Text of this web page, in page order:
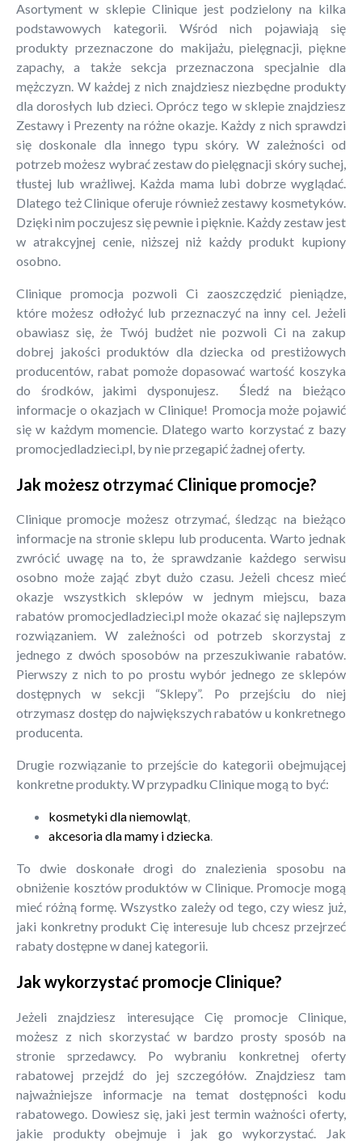
Asortyment w sklepie Clinique jest podzielony na kilka
podstawowych kategorii. Wśród nich pojawiają się
produkty przeznaczone do makijażu, pielęgnacji, piękne
zapachy, a także sekcja przeznaczona specjalnie dla
mężczyzn. W każdej z nich znajdziesz niezbędne produkty
dla dorosłych lub dzieci. Oprócz tego w sklepie znajdziesz
Zestawy i Prezenty na różne okazje. Każdy z nich sprawdzi
się doskonale dla innego typu skóry. W zależności od
potrzeb możesz wybrać zestaw do pielęgnacji skóry suchej,
tłustej lub wrażliwej. Każda mama lubi dobrze wyglądać.
Dlatego też Clinique oferuje również zestawy kosmetyków.
Dzięki nim poczujesz się pewnie i pięknie. Każdy zestaw jest
w atrakcyjnej cenie, niższej niż każdy produkt kupiony
osobno.
Clinique promocja pozwoli Ci zaoszczędzić pieniądze,
które możesz odłożyć lub przeznaczyć na inny cel. Jeżeli
obawiasz się, że Twój budżet nie pozwoli Ci na zakup
dobrej jakości produktów dla dziecka od prestiżowych
producentów, rabat pomoże dopasować wartość koszyka
do środków, jakimi dysponujesz. Śledź na bieżąco
informacje o okazjach w Clinique! Promocja może pojawić
się w każdym momencie. Dlatego warto korzystać z bazy
promocjedladzieci.pl, by nie przegapić żadnej oferty.
Jak możesz otrzymać Clinique promocje?
Clinique promocje możesz otrzymać, śledząc na bieżąco
informacje na stronie sklepu lub producenta. Warto jednak
zwrócić uwagę na to, że sprawdzanie każdego serwisu
osobno może zająć zbyt dużo czasu. Jeżeli chcesz mieć
okazje wszystkich sklepów w jednym miejscu, baza
rabatów promocjedladzieci.pl może okazać się najlepszym
rozwiązaniem. W zależności od potrzeb skorzystaj z
jednego z dwóch sposobów na przeszukiwanie rabatów.
Pierwszy z nich to po prostu wybór jednego ze sklepów
dostępnych w sekcji “Sklepy”. Po przejściu do niej
otrzymasz dostęp do największych rabatów u konkretnego
producenta.
Drugie rozwiązanie to przejście do kategorii obejmującej
konkretne produkty. W przypadku Clinique mogą to być:
kosmetyki dla niemowląt,
akcesoria dla mamy i dziecka.
To dwie doskonałe drogi do znalezienia sposobu na
obniżenie kosztów produktów w Clinique. Promocje mogą
mieć różną formę. Wszystko zależy od tego, czy wiesz już,
jaki konkretny produkt Cię interesuje lub chcesz przejrzeć
rabaty dostępne w danej kategorii.
Jak wykorzystać promocje Clinique?
Jeżeli znajdziesz interesujące Cię promocje Clinique,
możesz z nich skorzystać w bardzo prosty sposób na
stronie sprzedawcy. Po wybraniu konkretnej oferty
rabatowej przejdź do jej szczegółów. Znajdziesz tam
najważniejsze informacje na temat dostępności kodu
rabatowego. Dowiesz się, jaki jest termin ważności oferty,
jakie produkty obejmuje i jak go wykorzystać. Jak